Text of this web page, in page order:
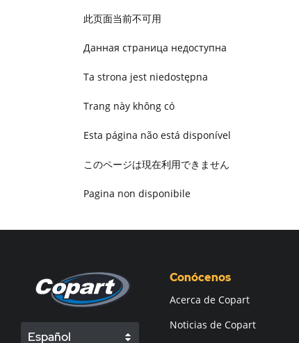
此页面当前不可用
Данная страница недоступна
Ta strona jest niedostępna
Trang này không có
Esta página não está disponível
このページは現在利用できません
Pagina non disponibile
Español
Conócenos
Acerca de Copart
Noticias de Copart